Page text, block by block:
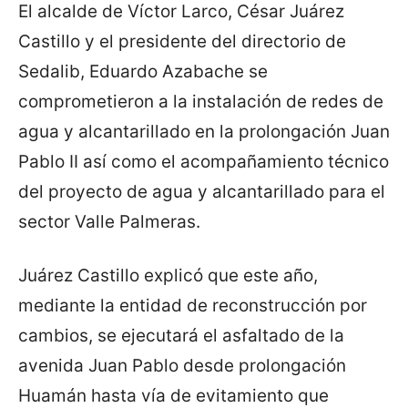
El alcalde de Víctor Larco, César Juárez
Castillo y el presidente del directorio de
Sedalib, Eduardo Azabache se
comprometieron a la instalación de redes de
agua y alcantarillado en la prolongación Juan
Pablo II así como el acompañamiento técnico
del proyecto de agua y alcantarillado para el
sector Valle Palmeras.
Juárez Castillo explicó que este año,
mediante la entidad de reconstrucción por
cambios, se ejecutará el asfaltado de la
avenida Juan Pablo desde prolongación
Huamán hasta vía de evitamiento que